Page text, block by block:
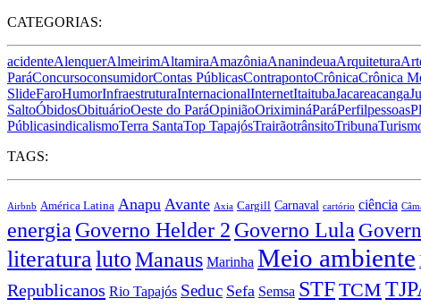
CATEGORIAS:
acidenteAlenquerAlmeirimAltamiraAmazôniaAnanindeuaArquitetura
ParáConcursoconsumidorContas PúblicasContrapontoCrônicaCrônica
SlideFaroHumorInfraestruturaInternacionalInternetItaitubaJacareacanga
SaltoÓbidosObituárioOeste do ParáOpiniãoOriximináParáPerfilpessoas
PúblicasindicalismoTerra SantaTop TapajósTrairãotrânsitoTribuna
TAGS:
Airbnb América Latina Anapu Avante Axia Cargill Carnaval cartório ciência
energia Governo Helder 2 Governo Lula
literatura lutoManaus Marinha Meio ambiente
Republicanos Rio Tapajós Seduc Sefa Semsa STFTCM